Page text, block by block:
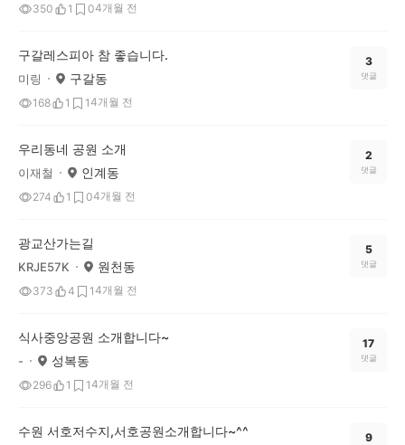
350 1 04개월 전
구갈레스피아 참 좋습니다.
미링 구갈동
168 1 14개월 전
3
댓글
우리동네 공원 소개
이재철 인계동
274 1 04개월 전
2
댓글
광교산가는길
KRJE57K 원천동
373 4 14개월 전
5
댓글
식사중앙공원 소개합니다~
- 성복동
296 1 14개월 전
17
댓글
수원 서호저수지,서호공원소개합니다~^^ 9